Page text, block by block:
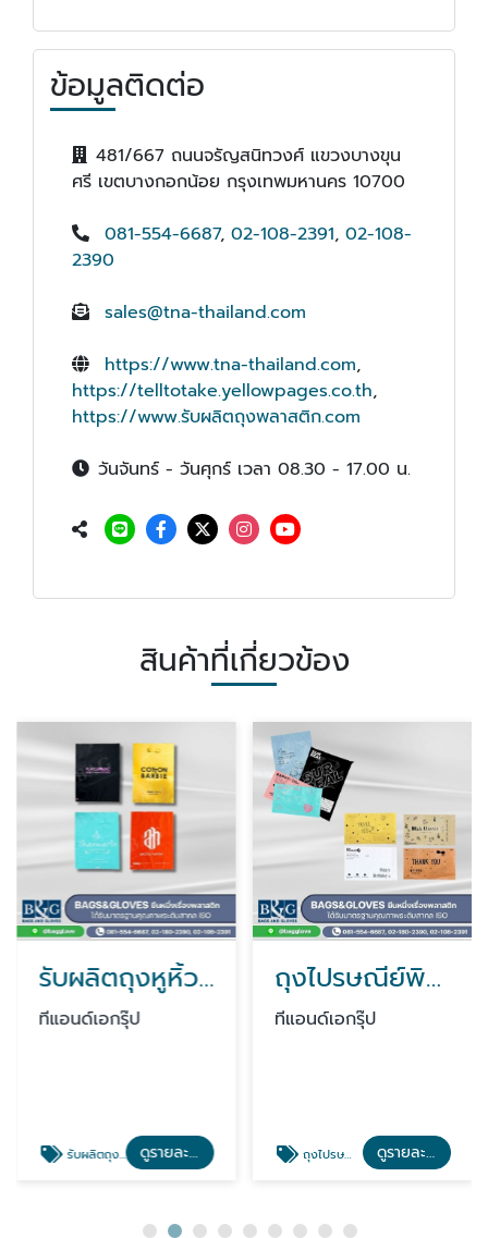
ข้อมูลติดต่อ
481/667 ถนนจรัญสนิทวงศ์ แขวงบางขุน
ศรี เขตบางกอกน้อย กรุงเทพมหานคร 10700
081-554-6687, 02-108-2391, 02-108-
2390
sales@tna-thailand.com
https://www.tna-thailand.com,
https://telltotake.yellowpages.co.th,
https://www.รับผลิตถุงพลาสติก.com
วันจันทร์ - วันศุกร์ เวลา 08.30 - 17.00 น.
สินค้าที่เกี่ยวข้อง
รับผลิตถุงหูหิ้วพิมพ์โลโก้
ทีแอนด์เอกรุ๊ป
รับผลิตถุงหูหิ้วพิมพ์โลโก้ ดูรายละเอียด
ถุงไปรษณีย์พิมพ์ลาย
ทีแอนด์เอกรุ๊ป
ถุงไปรษณีย์พิมพ์ลาย ดูรายละเอียด